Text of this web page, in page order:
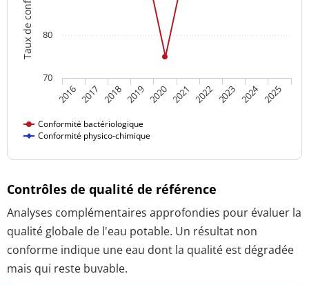
Conformité bactériologique
Conformité physico-chimique
2016 2017 2018 2019 2020 2021 2022 2023 2024 2025
70
80
Contrôles de qualité de référence
Analyses complémentaires approfondies pour évaluer la
qualité globale de l'eau potable. Un résultat non
conforme indique une eau dont la qualité est dégradée
mais qui reste buvable.